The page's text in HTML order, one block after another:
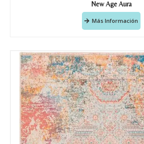
New Age Aura
Más Información